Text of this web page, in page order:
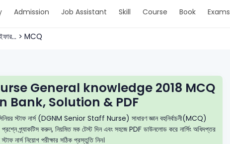
Admission Job Assistant Skill Course Book Exams
> MCQ
General knowledge 2018 MCQ
Bank, Solution & PDF
স্টাফ নার্স (DGNM Senior Staff Nurse) সাধারণ জ্ঞান বহুনির্বাচনী(MCQ)
প্র্যাকটিস করুন, নিয়মিত মক টেস্ট দিন এবং সহজে PDF ডাউনলোড করে নার্সিং অধিদপ্তর
স্টাফ নার্স নিয়োগ পরীক্ষার সঠিক প্রস্তুতি নিন।